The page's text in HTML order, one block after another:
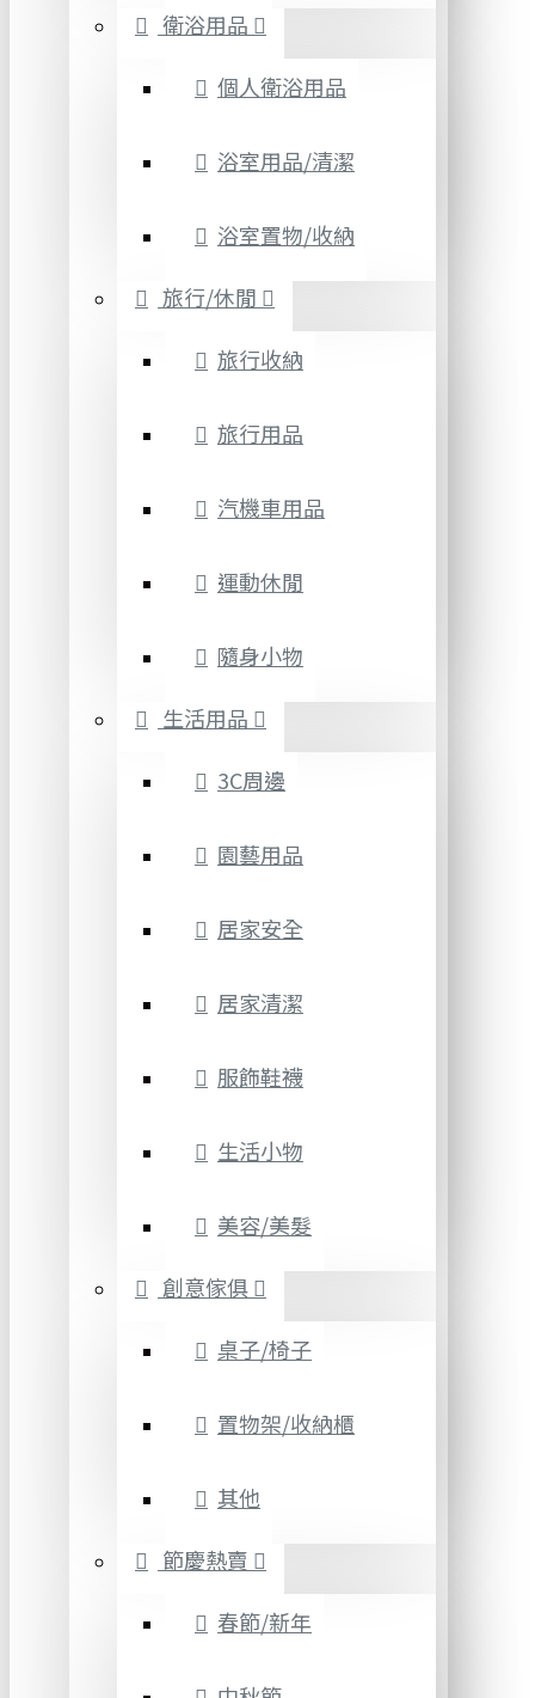
衛浴用品
個人衛浴用品
浴室用品/清潔
浴室置物/收納
旅行/休閒
旅行收納
旅行用品
汽機車用品
運動休閒
隨身小物
生活用品
3C周邊
園藝用品
居家安全
居家清潔
服飾鞋襪
生活小物
美容/美髮
創意傢俱
桌子/椅子
置物架/收納櫃
其他
節慶熱賣
春節/新年